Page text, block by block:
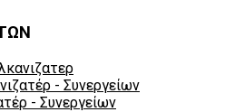
- Συνεργείων
- Συνεργείων